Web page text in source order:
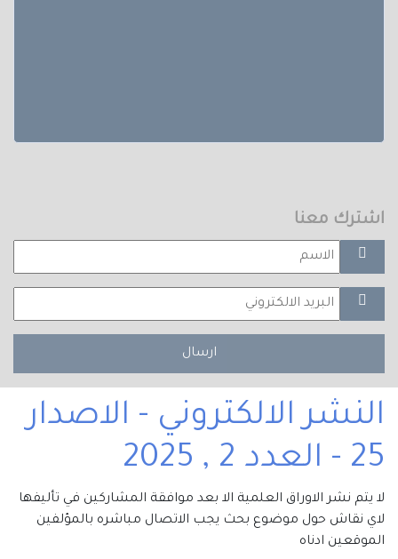
اشترك معنا
ارسال
النشر الالكتروني - الاصدار
25 - العدد 2 , 2025
لا يتم نشر الاوراق العلمية الا بعد موافقة المشاركين في تأليفها
لاي نقاش حول موضوع بحث يجب الاتصال مباشره بالمؤلفين
الموقعين ادناه